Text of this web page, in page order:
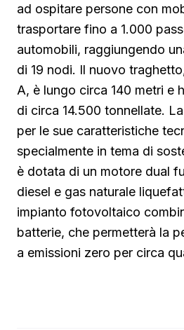
ad ospitare persone con
trasportare fino a 1.000
automobili, raggiungendo
di 19 nodi. Il nuovo
A, è lungo circa 140 metri e
di circa 14.500 tonnellate.
per le sue caratteristiche
specialmente in tema di
è dotata di un motore dual
diesel e gas naturale
impianto fotovoltaico
batterie, che permetterà la
a emissioni zero per circa